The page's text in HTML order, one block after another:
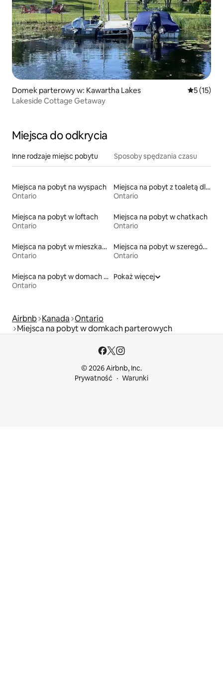
Domek parterowy w: Kawartha Lakes Średnia
5 (15)
Lakeside Cottage Getaway
Miejsca do odkrycia
Inne rodzaje miejsc pobytu Sposoby spędzania czasu
Miejsca na pobyt na wyspach
Ontario
Miejsca na pobyt z toaletą dla osoby z niepełnosprawnością
Ontario
Miejsca na pobyt w loftach
Ontario
Miejsca na pobyt w chatkach
Ontario
Miejsca na pobyt w mieszkaniach typu condo
Ontario
Miejsca na pobyt w szeregówkach
Ontario
Miejsca na pobyt w domach wakacyjnych
Ontario
Pokaż więcej
Airbnb Kanada Ontario
Miejsca na pobyt w domkach parterowych
© 2026 Airbnb, Inc.
Prywatność
Warunki